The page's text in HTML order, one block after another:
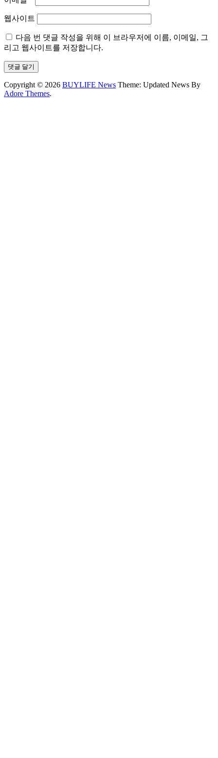
웹사이트
다음 번 댓글 작성을 위해 이 브라우저에 이름, 이메일, 그
리고 웹사이트를 저장합니다.
Copyright © 2026 BUYLIFE News Theme: Updated News By
Adore Themes.